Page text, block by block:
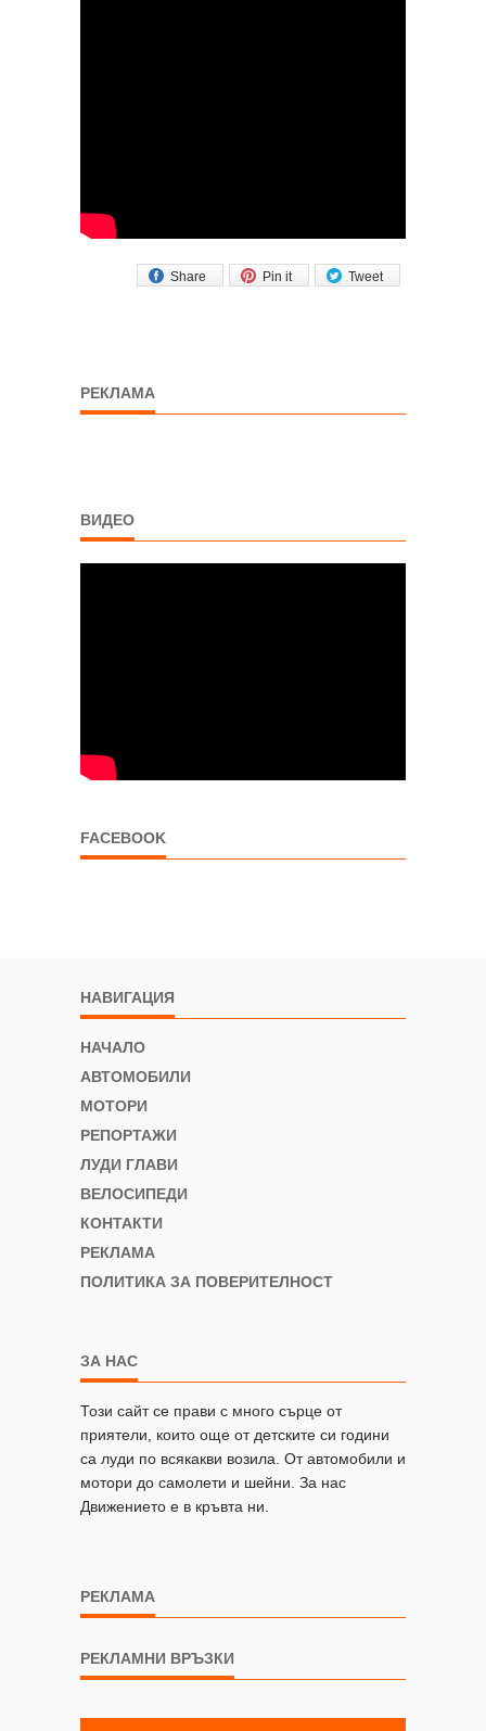
Tweet
Pin it
Share
РЕКЛАМА
ВИДЕО
FACEBOOK
НАВИГАЦИЯ
НАЧАЛО
АВТОМОБИЛИ
МОТОРИ
РЕПОРТАЖИ
ЛУДИ ГЛАВИ
ВЕЛОСИПЕДИ
КОНТАКТИ
РЕКЛАМА
ПОЛИТИКА ЗА ПОВЕРИТЕЛНОСТ
ЗА НАС
Този сайт се прави с много сърце от
приятели, които още от детските си години
са луди по всякакви возила. От автомобили и
мотори до самолети и шейни. За нас
Движението е в кръвта ни.
РЕКЛАМА
РЕКЛАМНИ ВРЪЗКИ